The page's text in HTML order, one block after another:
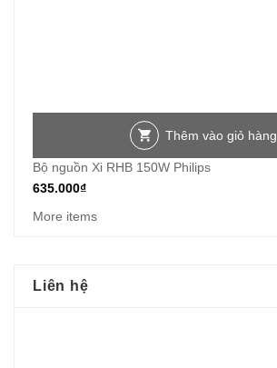
Thêm vào giỏ hàng
Bộ nguồn Xi RHB 150W Philips
635.000₫
More items
Liên hệ